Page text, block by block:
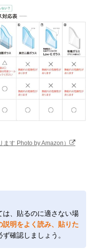
す Photo by Amazon）
は、貼るのに適さない場
説明をよく読み、貼りた
ず確認しましょう。